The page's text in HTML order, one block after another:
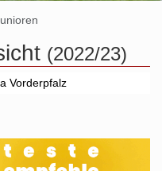
(2022/23)
Vorderpfalz